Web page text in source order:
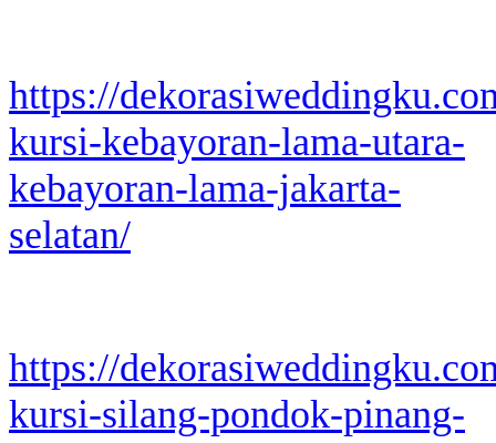
https://
kursi-kebayoran-lama-utara-
kebayoran-lama-jakarta-
selatan/
https://
kursi-silang-pondok-pinang-